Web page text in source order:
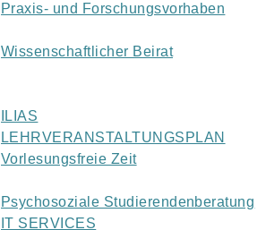
Praxis- und Forschungsvorhaben
Wissenschaftlicher Beirat
ILIAS
LEHRVERANSTALTUNGSPLAN
Vorlesungsfreie Zeit
Psychosoziale Studierendenberatung
IT SERVICES